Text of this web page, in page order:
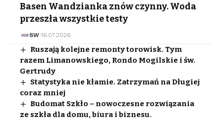
Basen Wandzianka znów czynny. Woda
przeszła wszystkie testy
SW 16.07.2026
Ruszają kolejne remonty torowisk. Tym
razem Limanowskiego, Rondo Mogilskie i św.
Gertrudy
Statystyka nie kłamie. Zatrzymań na Długiej
coraz mniej
Budomat Szkło – nowoczesne rozwiązania
ze szkła dla domu, biura i biznesu.